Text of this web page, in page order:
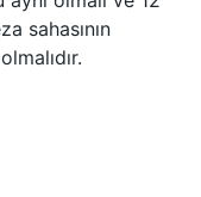
sahasının